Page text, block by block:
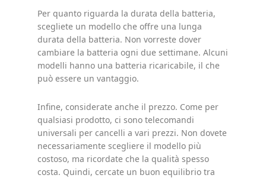
Per quanto riguarda la durata della batteria,
scegliete un modello che offre una lunga
durata della batteria. Non vorreste dover
cambiare la batteria ogni due settimane. Alcuni
modelli hanno una batteria ricaricabile, il che
può essere un vantaggio.
Infine, considerate anche il prezzo. Come per
qualsiasi prodotto, ci sono telecomandi
universali per cancelli a vari prezzi. Non dovete
necessariamente scegliere il modello più
costoso, ma ricordate che la qualità spesso
costa. Quindi, cercate un buon equilibrio tra